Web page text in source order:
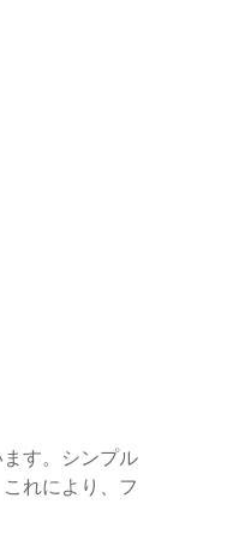
す。シンプル
れにより、フ